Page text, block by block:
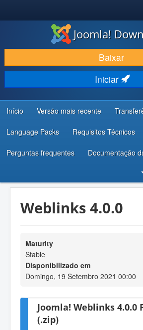
BAIXAR E APRIMORAR
DESCUBRA & APRENDA
COMUNIDADE & SUPORTE
RECURSOS PARA DESENVOLVEDORES
Joomla!
Baixar
Iniciar
Início Versão mais recente
Language Packs Requisitos Técnicos
Perguntas frequentes Documentação
Weblinks 4.0.0
Maturity
Stable
Disponibilizado em
Domingo, 19 Setembro 2021 00:00
Joomla! Weblinks 4.0.0
(.zip)